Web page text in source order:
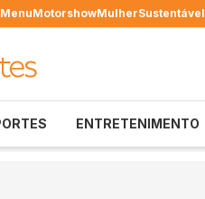
MenuMotorshowMulherSustentável
ENTRETENIMENTO